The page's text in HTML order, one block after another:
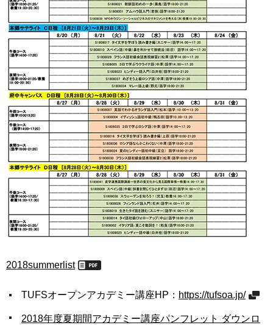
2018summerlist
TUFSオープンアカデミー講座HP： https://tufsoa.jp/
2018年度夏期間アカデミー講座パンフレット ダウンロ